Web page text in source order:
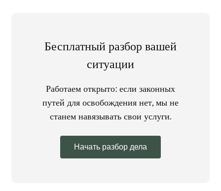
Бесплатный разбор вашей
ситуации
Работаем открыто: если законных
путей для освобождения нет, мы не
станем навязывать свои услуги.
Начать разбор дела